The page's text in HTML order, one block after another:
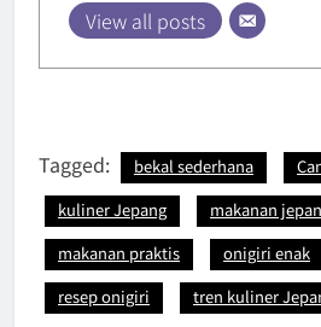
View all posts
Tagged: bekal sederhana
kuliner Jepang
makanan
makanan praktis
onigiri enak
resep onigiri
tren kuliner